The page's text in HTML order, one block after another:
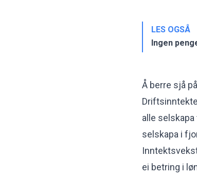
LES OGSÅ
Ingen
Å berre sjå
alle
selskapa i
ei betring i